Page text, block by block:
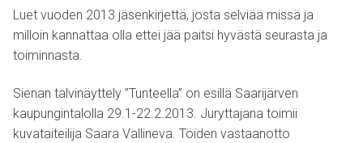
Luet vuoden 2013 jäsenkirjettä, josta selviää missä ja
milloin kannattaa olla ettei jää paitsi hyvästä seurasta ja
toiminnasta.
Sienan talvinäyttely ”Tunteella” on esillä Saarijärven
kaupungintalolla 29.1-22.2.2013. Juryttajana toimii
kuvataiteilija Saara Vallineva. Töiden vastaanotto